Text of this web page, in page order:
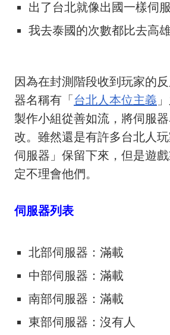
出了台北就像出國一樣伺
我去泰國的次數都比去高
因為在封測階段收到玩家的
器名稱有「 台北人本位主義
製作小組從善如流，將伺服
改。雖然還是有許多台北人
伺服器」保留下來，但是遊
定不理會他們。
伺服器列表
北部伺服器：滿載
中部伺服器：滿載
南部伺服器：滿載
東部伺服器：沒有人